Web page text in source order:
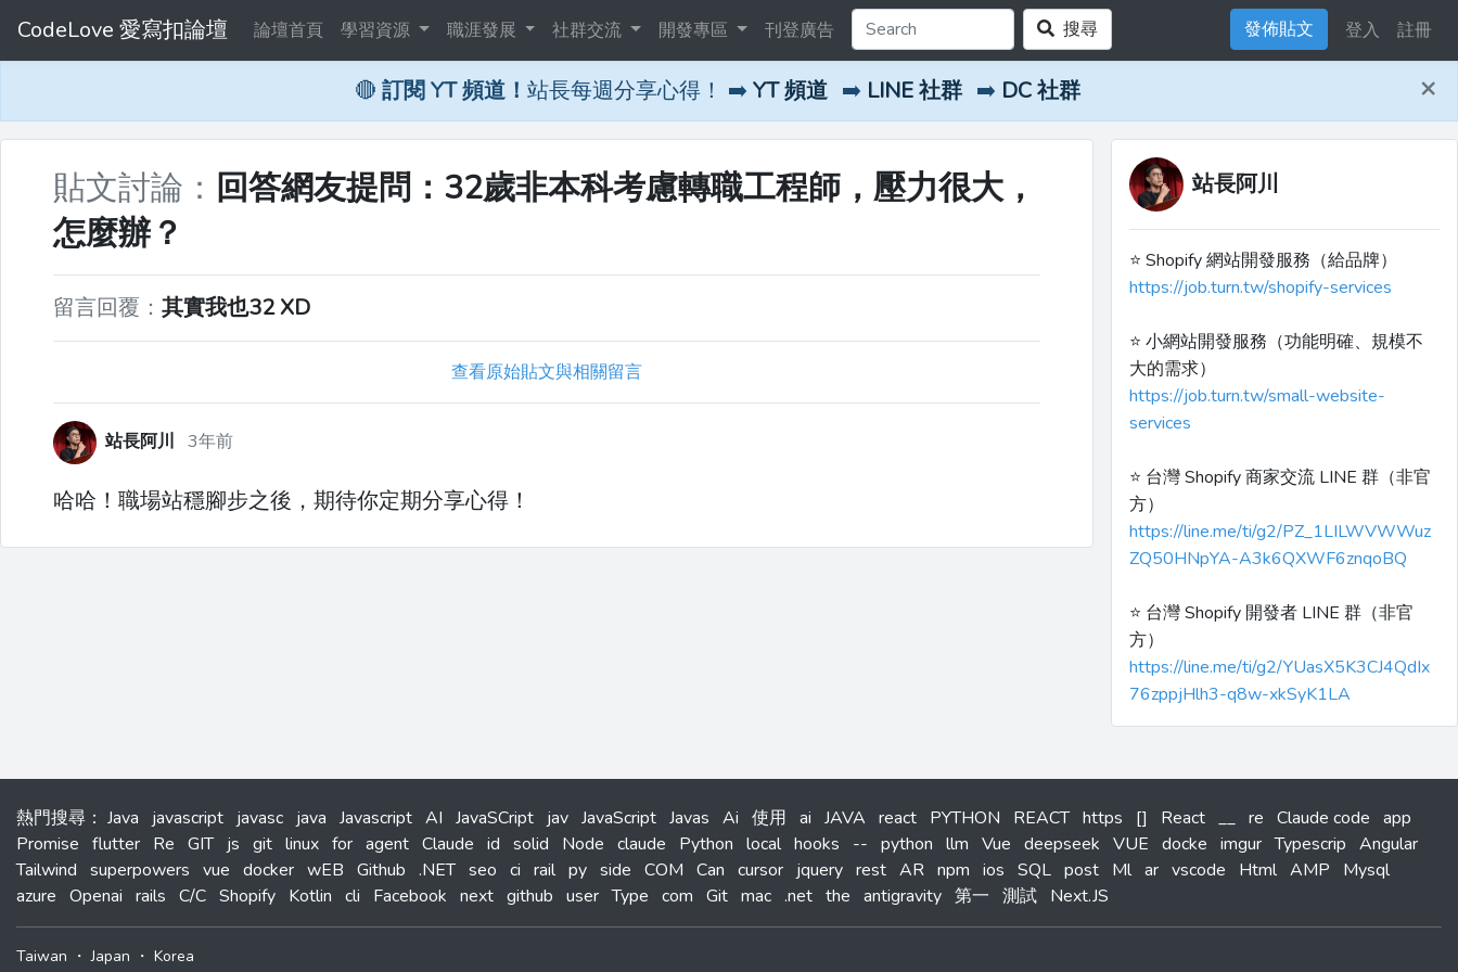
CodeLove 愛寫扣論壇 論壇首頁 學習資源 職涯發展 社群交流 開發專區 刊登廣告 搜尋 發佈貼文 登入 註冊
🔴 訂閱 YT 頻道！ 站長每週分享心得！ ➡️ YT 頻道 ➡️ LINE 社群 ➡️ DC 社群 ×
貼文討論： 回答網友提問：32歲非本科考慮轉職工程師，壓力很大，
怎麼辦？
留言回覆： 其實我也32 XD
查看原始貼文與相關留言
站長阿川 3年前
哈哈！職場站穩腳步之後，期待你定期分享心得！
站長阿川
⭐️ Shopify 網站開發服務（給品牌）
https://job.turn.tw/shopify-services
⭐️ 小網站開發服務（功能明確、規模不
大的需求）
https://job.turn.tw/small-website-
services
⭐️ 台灣 Shopify 商家交流 LINE 群（非官
方）
https://line.me/ti/g2/PZ_1LILWVWWuz
ZQ50HNpYA-A3k6QXWF6znqoBQ
⭐️ 台灣 Shopify 開發者 LINE 群（非官
方）
https://line.me/ti/g2/YUasX5K3CJ4QdIx
76zppjHlh3-q8w-xkSyK1LA
熱門搜尋 ： Java javascript javasc java Javascript AI JavaSCript jav JavaScript Javas Ai 使用 ai JAVA react PYTHON REACT https [] React __ re Claude code app
Promise flutter Re GIT js git linux for agent Claude id solid Node claude Python local hooks -- python llm Vue deepseek VUE docke imgur Typescrip Angular
Tailwind superpowers vue docker wEB Github .NET seo ci rail py side COM Can cursor jquery rest AR npm ios SQL post Ml ar vscode Html AMP
Mysql
azure Openai rails C/C Shopify Kotlin cli Facebook next github user Type com Git mac .net the antigravity 第一 測試 Next.JS
Taiwan ・Japan ・ Korea